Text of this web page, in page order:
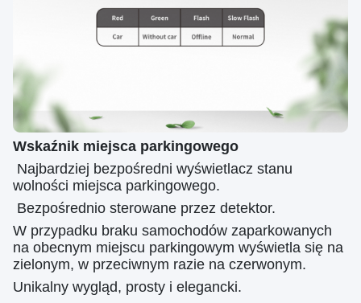
Wskaźnik miejsca parkingowego
️ Najbardziej bezpośredni wyświetlacz stanu
wolności miejsca parkingowego.
️ Bezpośrednio sterowane przez detektor.
W przypadku braku samochodów zaparkowanych
na obecnym miejscu parkingowym wyświetla się na
zielonym, w przeciwnym razie na czerwonym.
Unikalny wygląd, prosty i elegancki.